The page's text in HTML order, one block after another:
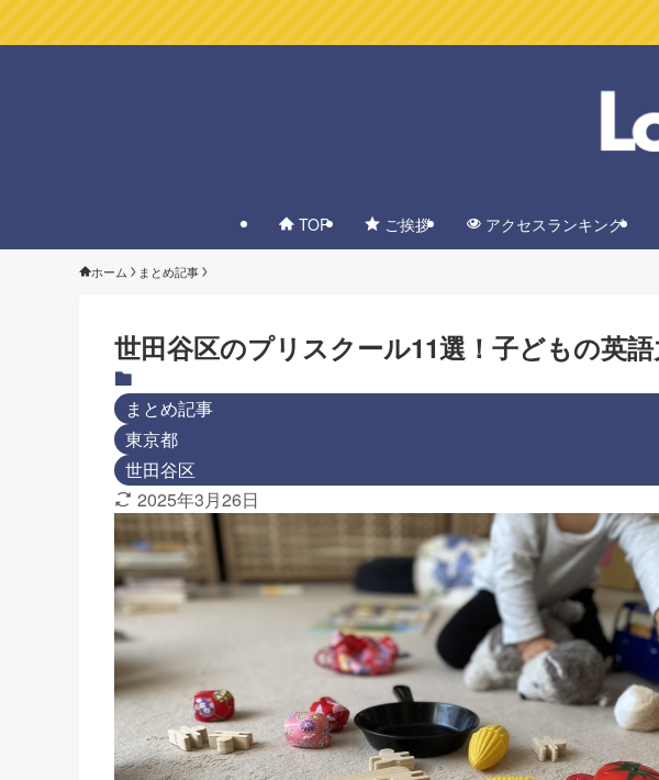
TOP ご挨拶 アクセスランキング
ホーム まとめ記事
世田谷区のプリスクール11選！子どもの英
まとめ記事
東京都
世田谷区
2025年3月26日